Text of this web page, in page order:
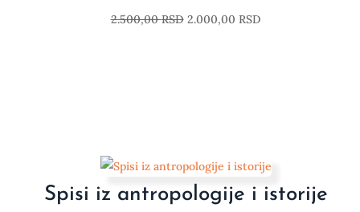
2.500,00RSD 2.000,00 RSD
Spisi iz antropologije i istorije